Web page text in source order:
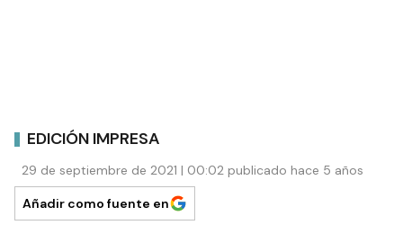
EDICIÓN IMPRESA
29 de septiembre de 2021 | 00:02 publicado hace 5 años
Añadir como fuente en